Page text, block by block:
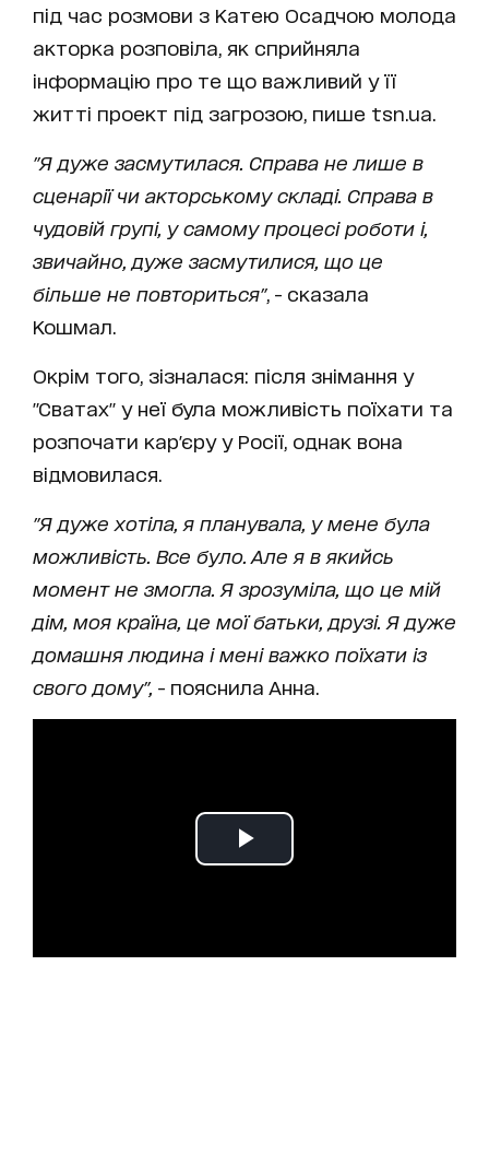
під час розмови з Катею Осадчою молода
акторка розповіла, як сприйняла
інформацію про те що важливий у її
житті проект під загрозою, пише tsn.ua.
"Я дуже засмутилася. Справа не лише в
сценарії чи акторському складі. Справа в
чудовій групі, у самому процесі роботи і,
звичайно, дуже засмутилися, що це
більше не повториться", - сказала
Кошмал.
Окрім того, зізналася: після знімання у
"Сватах" у неї була можливість поїхати та
розпочати кар'єру у Росії, однак вона
відмовилася.
"Я дуже хотіла, я планувала, у мене була
можливість. Все було. Але я в якийсь
момент не змогла. Я зрозуміла, що це мій
дім, моя країна, це мої батьки, друзі. Я дуже
домашня людина і мені важко поїхати із
свого дому", - пояснила Анна.